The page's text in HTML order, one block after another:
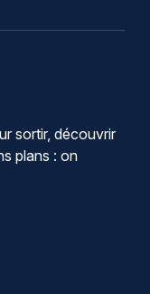
sortir, découvrir
plans : on